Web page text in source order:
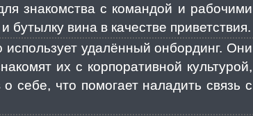
знакомства с командой и рабочими
вина в качестве приветствия.
использует удалённый онбординг. Они
их с корпоративной культурой,
себе, что помогает наладить связь с